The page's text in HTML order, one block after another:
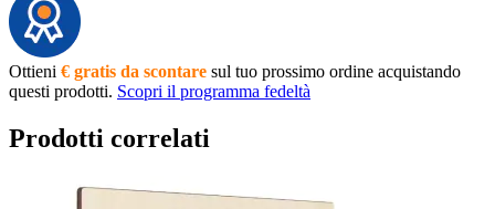
Ottieni € gratis da scontare sul tuo prossimo ordine acquistando
questi prodotti. Scopri il programma fedeltà
Prodotti correlati